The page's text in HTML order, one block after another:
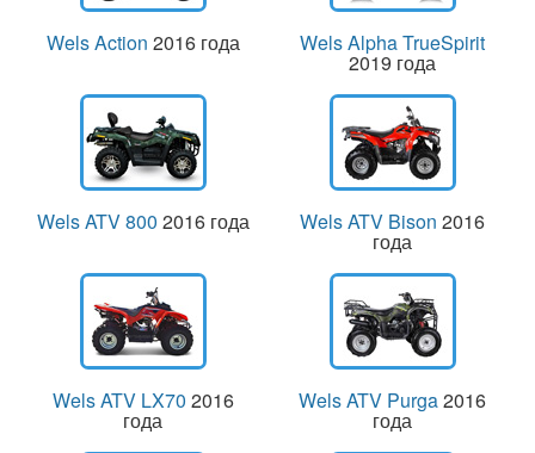
Wels Action 2016 года Wels Alpha TrueSpirit
2019 года
Wels ATV 800 2016 года Wels ATV Bison 2016
года
Wels ATV LX70 2016
года
Wels ATV Purga2016
года